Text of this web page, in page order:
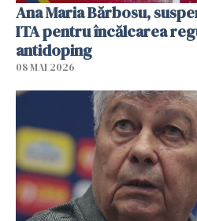
Ana Maria Bărbosu,
ITA pentru încălcarea
antidoping
08 MAI 2026